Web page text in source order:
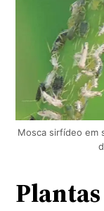
Mosca sirfídeo em